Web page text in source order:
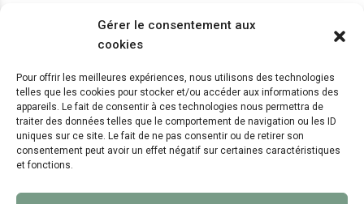
Gérer le consentement aux
cookies
Pour offrir les meilleures expériences, nous utilisons des technologies
telles que les cookies pour stocker et/ou accéder aux informations des
appareils. Le fait de consentir à ces technologies nous permettra de
traiter des données telles que le comportement de navigation ou les ID
uniques sur ce site. Le fait de ne pas consentir ou de retirer son
consentement peut avoir un effet négatif sur certaines caractéristiques
et fonctions.
+33 (0)4 89 15 24 08
LE CEPAM EST HÉBERGÉ PAR